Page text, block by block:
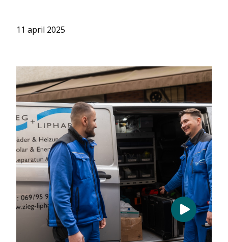
11 april 2025